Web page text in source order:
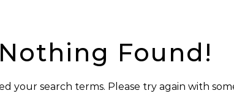
Nothing Found!
your search terms. Please try again with